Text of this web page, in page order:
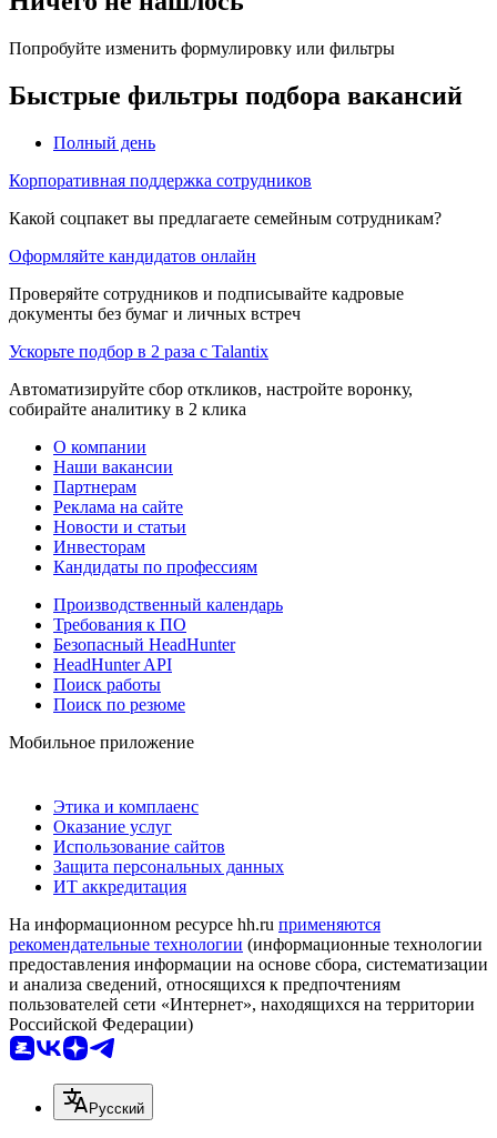
Попробуйте изменить формулировку или фильтры
Быстрые фильтры подбора вакансий
Полный день
Корпоративная поддержка сотрудников
Какой соцпакет вы предлагаете семейным сотрудникам?
Оформляйте кандидатов онлайн
Проверяйте сотрудников и подписывайте кадровые
документы без бумаг и личных встреч
Ускорьте подбор в 2 раза с Talantix
Автоматизируйте сбор откликов, настройте воронку,
собирайте аналитику в 2 клика
О компании
Наши вакансии
Партнерам
Реклама на сайте
Новости и статьи
Инвесторам
Кандидаты по профессиям
Производственный календарь
Требования к ПО
Безопасный HeadHunter
HeadHunter API
Поиск работы
Поиск по резюме
Мобильное приложение
Этика и комплаенс
Оказание услуг
Использование сайтов
Защита персональных данных
ИТ аккредитация
На информационном ресурсе hh.ru применяются
рекомендательные технологии (информационные технологии
предоставления информации на основе сбора, систематизации
и анализа сведений, относящихся к предпочтениям
пользователей сети «Интернет», находящихся на территории
Российской Федерации)
Русский